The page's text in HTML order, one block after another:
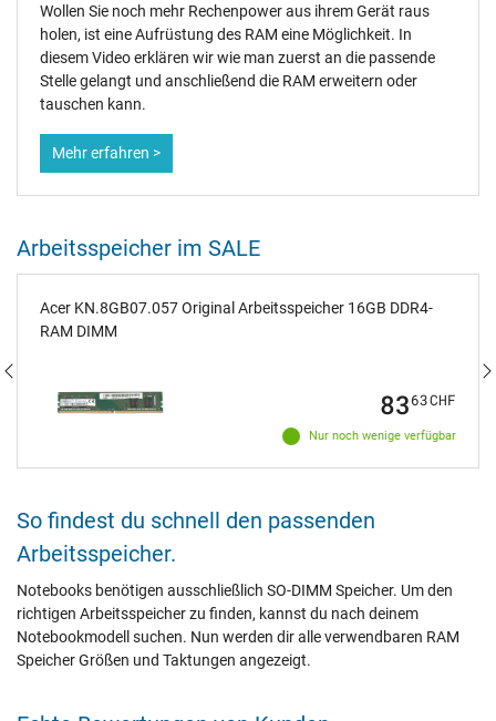
Wollen Sie noch mehr Rechenpower aus ihrem Gerät raus
holen, ist eine Aufrüstung des RAM eine Möglichkeit. In
diesem Video erklären wir wie man zuerst an die passende
Stelle gelangt und anschließend die RAM erweitern oder
tauschen kann.
Mehr erfahren >
Arbeitsspeicher im SALE
Acer KN.8GB07.057 Original Arbeitsspeicher 16GB DDR4-
RAM DIMM
Nur noch wenige verfügbar
8363CHF
So findest du schnell den passenden
Arbeitsspeicher.
Notebooks benötigen ausschließlich SO-DIMM Speicher. Um den
richtigen Arbeitsspeicher zu finden, kannst du nach deinem
Notebookmodell suchen. Nun werden dir alle verwendbaren RAM
Speicher Größen und Taktungen angezeigt.